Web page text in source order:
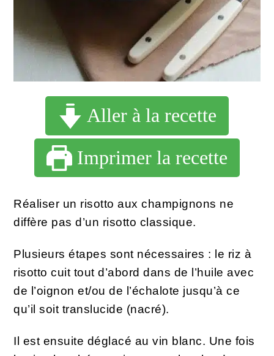
Aller à la recette
Imprimer la recette
Réaliser un risotto aux champignons ne
diffère pas d’un risotto classique.
Plusieurs étapes sont nécessaires : le riz à
risotto cuit tout d’abord dans de l’huile avec
de l’oignon et/ou de l’échalote jusqu’à ce
qu’il soit translucide (nacré).
Il est ensuite déglacé au vin blanc. Une fois